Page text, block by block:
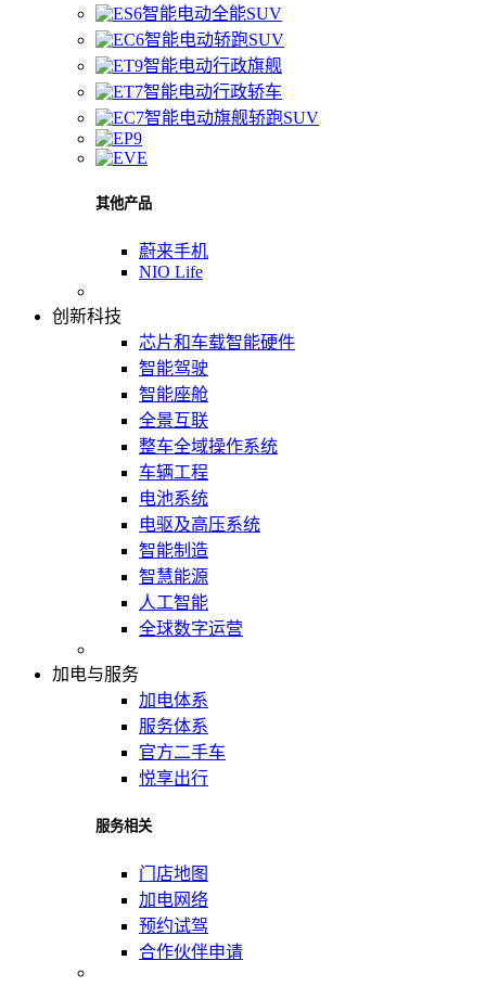
智能电动全能SUV
智能电动轿跑SUV
智能电动行政旗舰
智能电动行政轿车
智能电动旗舰轿跑SUV
其他产品
蔚来手机
NIO Life
创新科技
芯片和车载智能硬件
智能驾驶
智能座舱
全景互联
整车全域操作系统
车辆工程
电池系统
电驱及高压系统
智能制造
智慧能源
人工智能
全球数字运营
加电与服务
加电体系
服务体系
官方二手车
悦享出行
服务相关
门店地图
加电网络
预约试驾
合作伙伴申请